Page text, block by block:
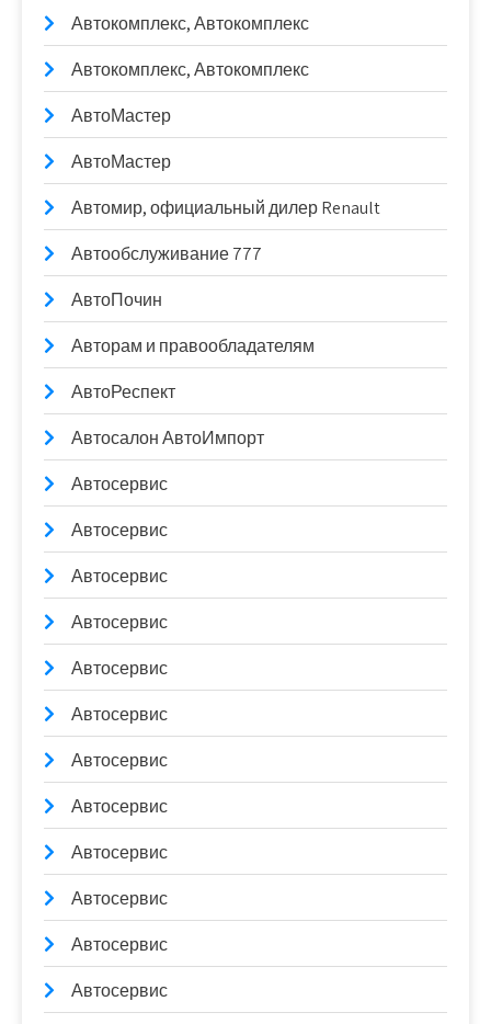
Автокомплекс, Автокомплекс
Автокомплекс, Автокомплекс
АвтоМастер
АвтоМастер
Автомир, официальный дилер Renault
Автообслуживание 777
АвтоПочин
Авторам и правообладателям
АвтоРеспект
Автосалон АвтоИмпорт
Автосервис
Автосервис
Автосервис
Автосервис
Автосервис
Автосервис
Автосервис
Автосервис
Автосервис
Автосервис
Автосервис
Автосервис